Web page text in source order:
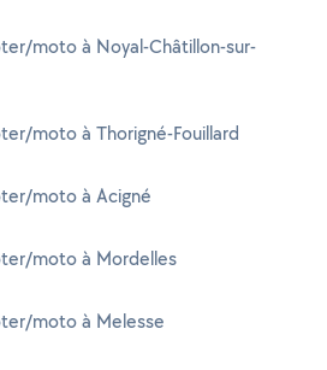
moto à Noyal-Châtillon-sur-
moto à Thorigné-Fouillard
moto à Acigné
moto à Mordelles
moto à Melesse